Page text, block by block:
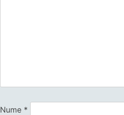
Nume *